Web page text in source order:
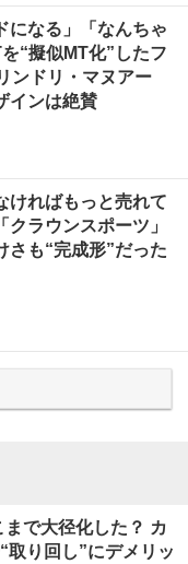
になる」「なんちゃ
“擬似MT化”したフ
ンドリ・マヌアー
インは絶賛
ければもっと売れて
クラウンスポーツ」
さも“完成形”だった
で大径化した？ カ
取り回し”にデメリッ